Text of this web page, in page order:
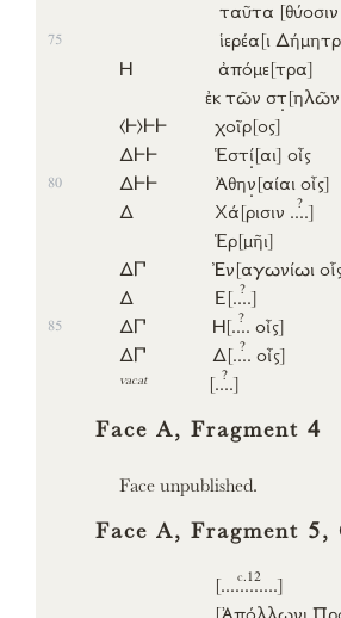
ταῦτα
75 ἱερέα [ι
Η ἀπόμε [τρα]
ἐκ τῶν στ [ηλῶν
⟨𐅂⟩ 𐅂𐅂 χοῖρ [ος]
Δ𐅂𐅂 Ἑστ ί [αι] οἶς
80 Δ𐅂𐅂 Ἀθη ν [αίαι οἶς]
Δ Χά [ρισιν ..
?
..]
Ἑρ [μῆι]
Δ𐅃 Ἐν [αγωνίωι
Δ Ε [..
?
..]
85 Δ𐅃 Η [..
?
.. οἶς]
Δ𐅃 Δ [..
?
.. οἶς]
vacat [..
?
..]
Face A, Fragment 4
Face unpublished.
Face A, Fragment 5,
[......
c.12
......]
[Ἀπόλλωνι